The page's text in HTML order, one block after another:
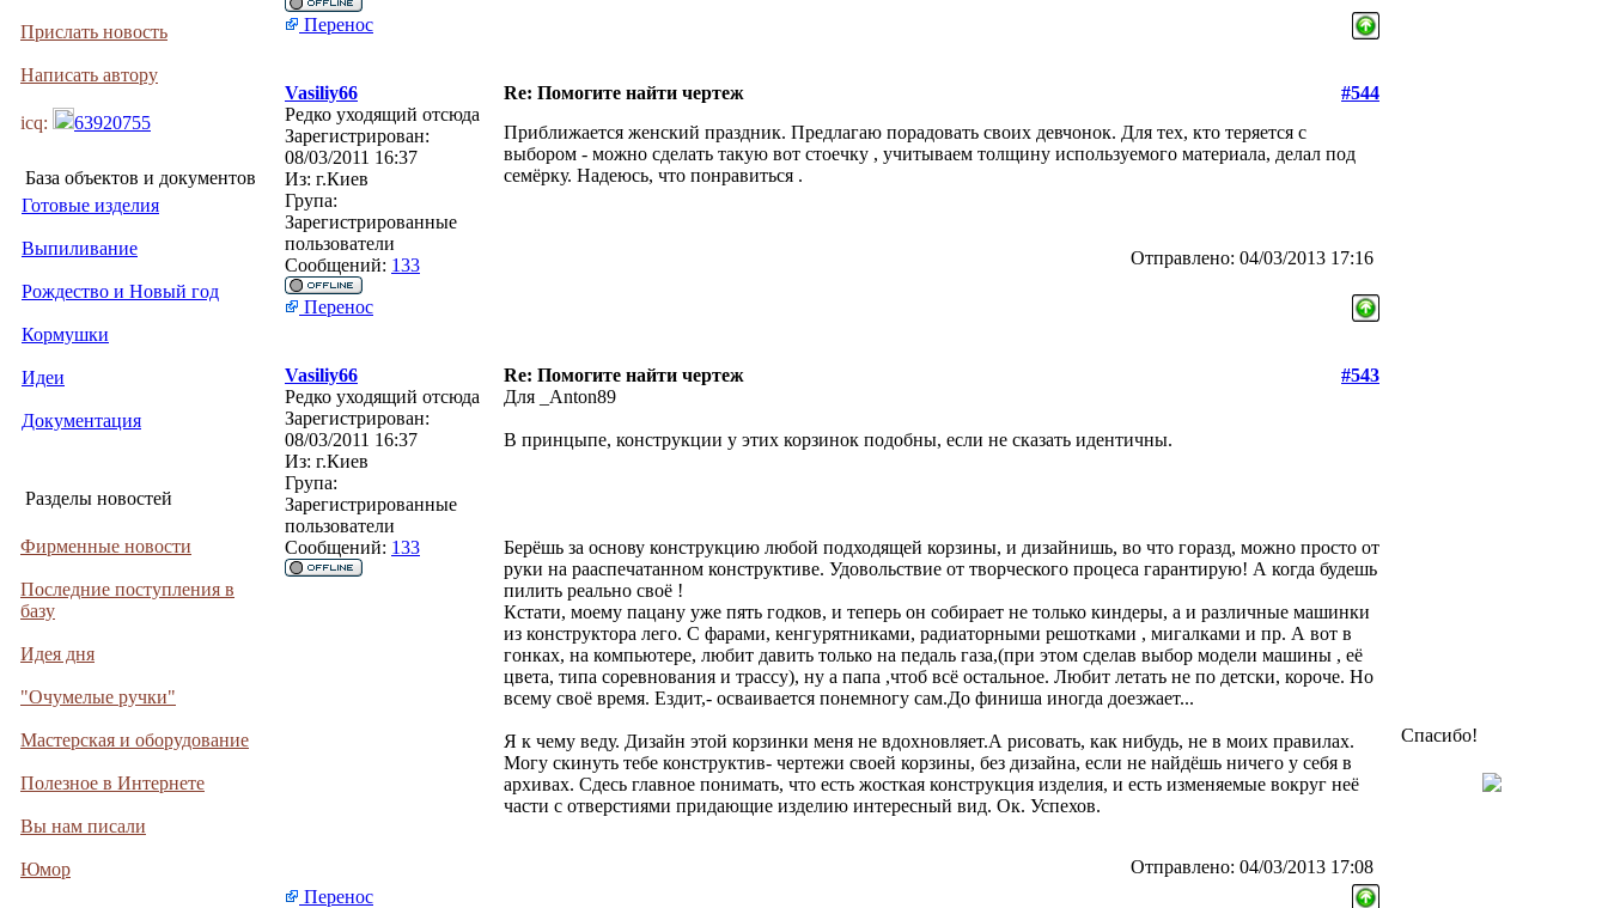
Прислать новость
Написать автору
icq: 63920755
База объектов и документов
Готовые изделия
Выпиливание
Рождество и Новый год
Кормушки
Идеи
Документация
Разделы новостей
Фирменные новости
Последние поступления в
базу
Идея дня
"Очумелые ручки"
Мастерская и оборудование
Полезное в Интернете
Вы нам писали
Юмор
Перенос
Vasiliy66 Re: Помогите найти чертеж
#544
Редко уходящий отсюда
Зарегистрирован:
08/03/2011 16:37
Из: г.Киев
Група:
Зарегистрированные
пользователи
Сообщений: 133
Приближается женский праздник. Предлагаю порадовать своих девчонок. Для тех, кто теряется с
выбором - можно сделать такую вот стоечку , учитываем толщину используемого материала, делал под
семёрку. Надеюсь, что понравиться .
Отправлено: 04/03/2013 17:16
Перенос
Vasiliy66 Re: Помогите найти чертеж
#543
Редко уходящий отсюда
Зарегистрирован:
08/03/2011 16:37
Из: г.Киев
Група:
Зарегистрированные
пользователи
Сообщений: 133
Для _Anton89
В принцыпе, конструкции у этих корзинок подобны, если не сказать идентичны.
Берёшь за основу конструкцию любой подходящей корзины, и дизайнишь, во что горазд, можно просто от
руки на рааспечатанном конструктиве. Удовольствие от творческого процеса гарантирую! А когда будешь
пилить реально своё !
Кстати, моему пацану уже пять годков, и теперь он собирает не только киндеры, а и различные машинки
из конструктора лего. С фарами, кенгурятниками, радиаторными решотками , мигалками и пр. А вот в
гонках, на компьютере, любит давить только на педаль газа,(при этом сделав выбор модели машины , её
цвета, типа соревнования и трассу), ну а папа ,чтоб всё остальное. Любит летать не по детски, короче. Но
всему своё время. Ездит,- осваивается понемногу сам.До финиша иногда доезжает...
Я к чему веду. Дизайн этой корзинки меня не вдохновляет.А рисовать, как нибудь, не в моих правилах.
Могу скинуть тебе конструктив- чертежи своей корзины, без дизайна, если не найдёшь ничего у себя в
архивах. Сдесь главное понимать, что есть жосткая конструкция изделия, и есть изменяемые вокруг неё
части с отверстиями придающие изделию интересный вид. Ок. Успехов.
Отправлено: 04/03/2013 17:08
Перенос
Спасибо!